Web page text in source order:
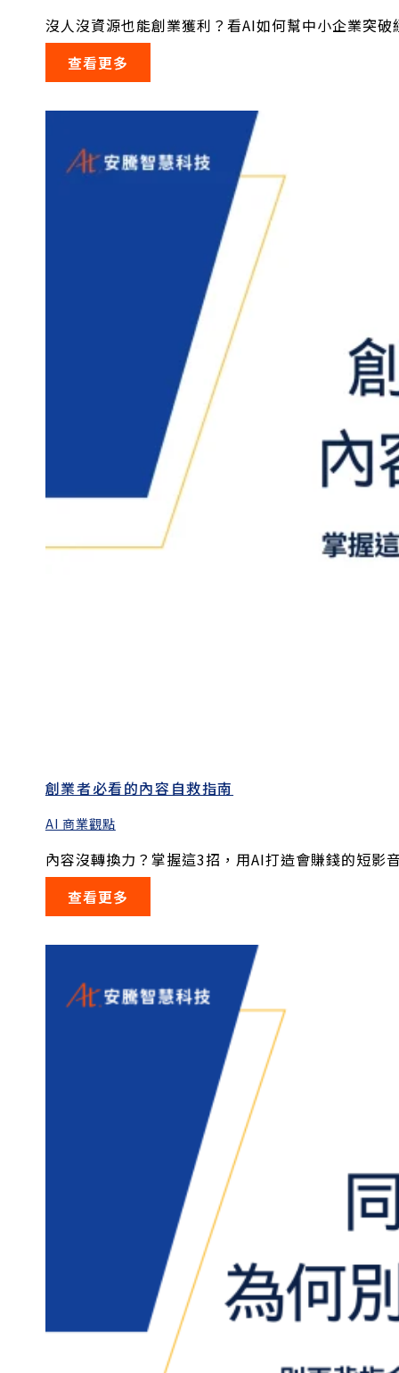
沒人沒資源也能創業獲利？看AI如何幫中小企業突破
查看更多
創業者必看的內容自救指南
AI 商業觀點
內容沒轉換力？掌握這3招，用AI打造會賺錢的短影
查看更多